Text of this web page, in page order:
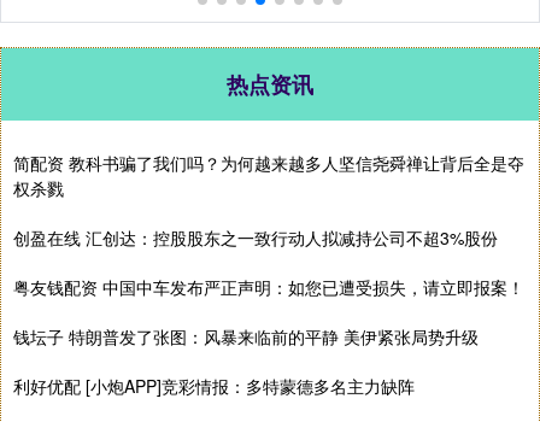
热点资讯
简配资 教科书骗了我们吗？为何越来越多人坚信尧舜禅让背后全是夺
权杀戮
创盈在线 汇创达：控股股东之一致行动人拟减持公司不超3%股份
粤友钱配资 中国中车发布严正声明：如您已遭受损失，请立即报案！
钱坛子 特朗普发了张图：风暴来临前的平静 美伊紧张局势升级
利好优配 [小炮APP]竞彩情报：多特蒙德多名主力缺阵